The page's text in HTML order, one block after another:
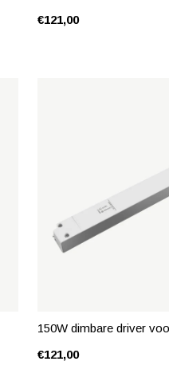
€121,00
150W dimbare driver
€121,00